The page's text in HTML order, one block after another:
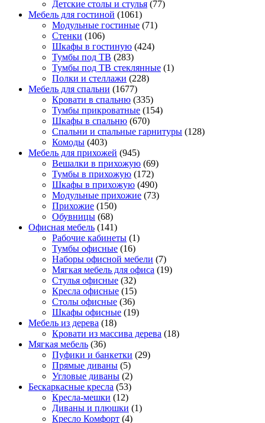
Детские столы и стулья (77)
Мебель для гостиной (1061)
Модульные гостиные (71)
Стенки (106)
Шкафы в гостиную (424)
Тумбы под ТВ (283)
Тумбы под ТВ стеклянные (1)
Полки и стеллажи (228)
Мебель для спальни (1677)
Кровати в спальню (335)
Тумбы прикроватные (154)
Шкафы в спальню (670)
Спальни и спальные гарнитуры (128)
Комоды (403)
Мебель для прихожей (945)
Вешалки в прихожую (69)
Тумбы в прихожую (172)
Шкафы в прихожую (490)
Модульные прихожие (73)
Прихожие (150)
Обувницы (68)
Офисная мебель (141)
Рабочие кабинеты (1)
Тумбы офисные (16)
Наборы офисной мебели (7)
Мягкая мебель для офиса (19)
Стулья офисные (32)
Кресла офисные (15)
Столы офисные (36)
Шкафы офисные (19)
Мебель из дерева (18)
Кровати из массива дерева (18)
Мягкая мебель (36)
Пуфики и банкетки (29)
Прямые диваны (5)
Угловые диваны (2)
Бескаркасные кресла (53)
Кресла-мешки (12)
Диваны и плюшки (1)
Кресло Комфорт (4)